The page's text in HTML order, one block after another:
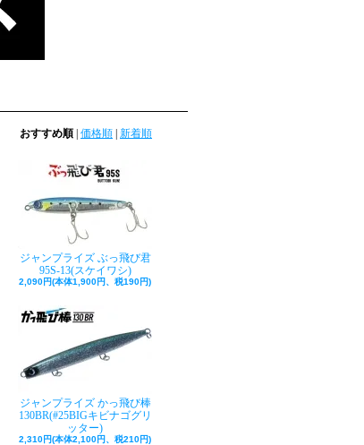
おすすめ順 価格順 新着順
ジャンプライズ ぶっ飛び君
95S-13(スケイワシ)
2,090円(本体1,900円、税190円)
ジャンプライズ かっ飛び棒
130BR(#25BIGキビナゴグリ
ッター)
2,310円(本体2,100円、税210円)